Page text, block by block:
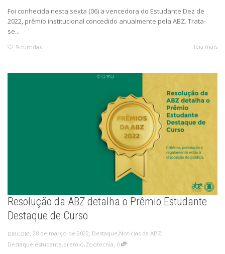
Foi conhecida nesta sexta (06) a vencedora do Estudante Dez de
2022, prêmio institucional concedido anualmente pela ABZ. Trata-
se...
9 curtidas leia mais
Resolução da ABZ detalha o Prêmio Estudante
Destaque de Curso
DIRCOM, 28 de março de 2022, Destaque,Notícias da ABZ,
Destaque,estudante,premio,Zootecnia, 0